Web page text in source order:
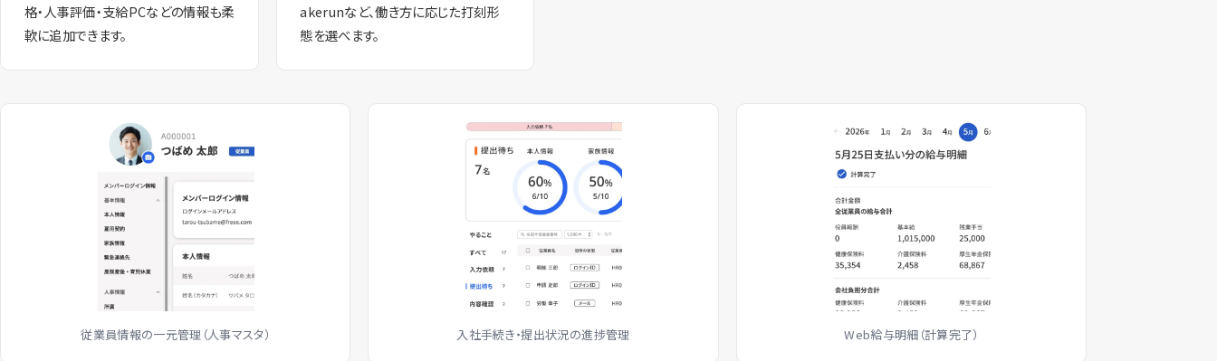
格・人事評価・支給PCなどの情報も柔
軟に追加できます。
akerunなど、働き方に応じた打刻形
態を選べます。
従業員情報の一元管理（人事マスタ） 入社手続き・提出状況の進捗管理 Web給与明細（計算完了）